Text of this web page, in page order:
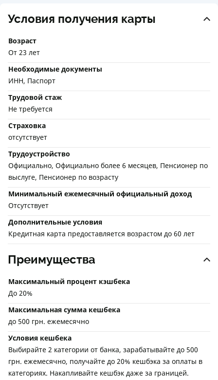
Условия получения карты
Возраст
От 23 лет
Необходимые документы
ИНН, Паспорт
Трудовой стаж
Не требуется
Страховка
отсутствует
Трудоустройство
Официально, Официально более 6 месяцев, Пенсионер по
выслуге, Пенсионер по возрасту
Минимальный ежемесячный официальный доход
Отсутствует
Дополнительные условия
Кредитная карта предоставляется возрастом до 60 лет
Преимущества
Максимальный процент кэшбека
До 20%
Максимальная сумма кешбека
до 500 грн. ежемесячно
Условия кешбека
Выбирайте 2 категории от банка, зарабатывайте до 500
грн. ежемесячно, получайте до 20% кешбэка за оплаты в
категориях. Накапливайте кешбэк даже за границей.